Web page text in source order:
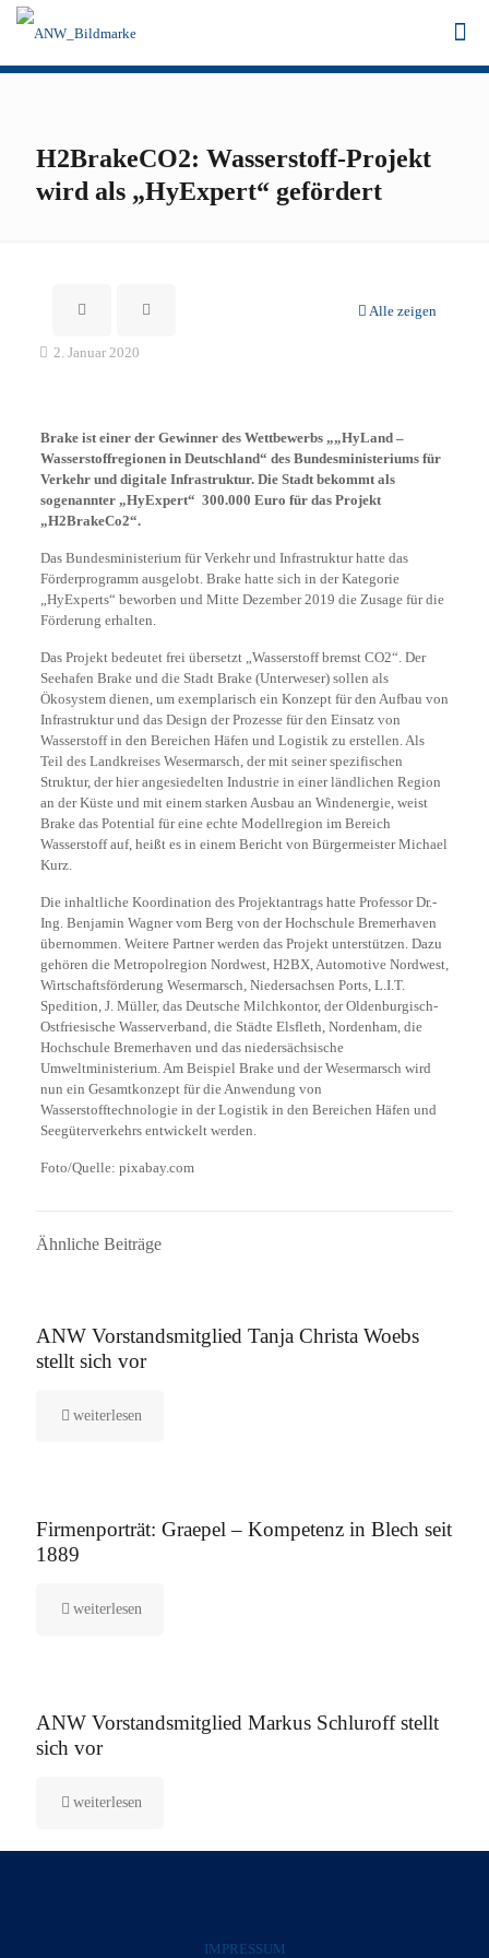
H2BrakeCO2: Wasserstoff-Projekt
wird als „HyExpert“ gefördert
Alle zeigen
2. Januar 2020
Brake ist einer der Gewinner des Wettbewerbs „„HyLand –
Wasserstoffregionen in Deutschland“ des Bundesministeriums für
Verkehr und digitale Infrastruktur. Die Stadt bekommt als
sogenannter „HyExpert“ 300.000 Euro für das Projekt
„H2BrakeCo2“.
Das Bundesministerium für Verkehr und Infrastruktur hatte das
Förderprogramm ausgelobt. Brake hatte sich in der Kategorie
„HyExperts“ beworben und Mitte Dezember 2019 die Zusage für die
Förderung erhalten.
Das Projekt bedeutet frei übersetzt „Wasserstoff bremst CO2“. Der
Seehafen Brake und die Stadt Brake (Unterweser) sollen als
Ökosystem dienen, um exemplarisch ein Konzept für den Aufbau von
Infrastruktur und das Design der Prozesse für den Einsatz von
Wasserstoff in den Bereichen Häfen und Logistik zu erstellen. Als
Teil des Landkreises Wesermarsch, der mit seiner spezifischen
Struktur, der hier angesiedelten Industrie in einer ländlichen Region
an der Küste und mit einem starken Ausbau an Windenergie, weist
Brake das Potential für eine echte Modellregion im Bereich
Wasserstoff auf, heißt es in einem Bericht von Bürgermeister Michael
Kurz.
Die inhaltliche Koordination des Projektantrags hatte Professor Dr.-
Ing. Benjamin Wagner vom Berg von der Hochschule Bremerhaven
übernommen. Weitere Partner werden das Projekt unterstützen. Dazu
gehören die Metropolregion Nordwest, H2BX, Automotive Nordwest,
Wirtschaftsförderung Wesermarsch, Niedersachsen Ports, L.I.T.
Spedition, J. Müller, das Deutsche Milchkontor, der Oldenburgisch-
Ostfriesische Wasserverband, die Städte Elsfleth, Nordenham, die
Hochschule Bremerhaven und das niedersächsische
Umweltministerium. Am Beispiel Brake und der Wesermarsch wird
nun ein Gesamtkonzept für die Anwendung von
Wasserstofftechnologie in der Logistik in den Bereichen Häfen und
Seegüterverkehrs entwickelt werden.
Foto/Quelle: pixabay.com
Ähnliche Beiträge
ANW Vorstandsmitglied Tanja Christa Woebs
stellt sich vor
weiterlesen
Firmenporträt: Graepel – Kompetenz in Blech seit
1889
weiterlesen
ANW Vorstandsmitglied Markus Schluroff stellt
sich vor
weiterlesen
IMPRESSUM